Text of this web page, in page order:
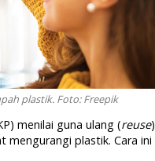
plastik. Foto: Freepik
menilai guna ulang (reuse)
mengurangi plastik. Cara ini